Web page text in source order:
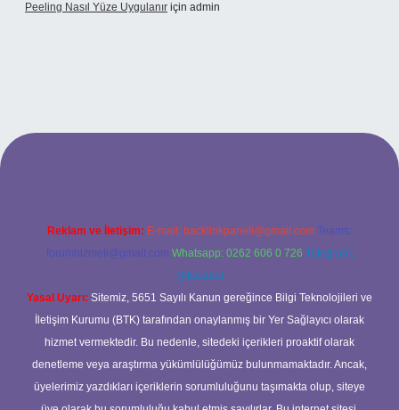
Peeling Nasıl Yüze Uygulanır için admin
Reklam ve İletişim: E-mail: backlinkpaneli@gmail.com Teams:
forumhizmeti@gmail.com Whatsapp: 0262 606 0 726 Telegram:
@karabul
Yasal Uyarı: Sitemiz, 5651 Sayılı Kanun gereğince Bilgi Teknolojileri ve
İletişim Kurumu (BTK) tarafından onaylanmış bir Yer Sağlayıcı olarak
hizmet vermektedir. Bu nedenle, sitedeki içerikleri proaktif olarak
denetleme veya araştırma yükümlülüğümüz bulunmamaktadır. Ancak,
üyelerimiz yazdıkları içeriklerin sorumluluğunu taşımakta olup, siteye